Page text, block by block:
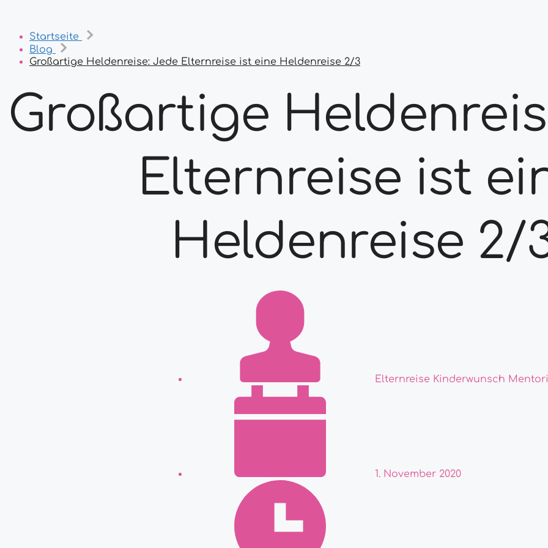
Startseite
Blog
Großartige Heldenreise: Jede Elternreise ist eine Heldenreise 2/3
Großartige
Elternreise ist
Heldenreise 2/
Elternreise Kinderwunsch
1. November 2020